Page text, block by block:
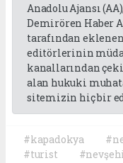
Anadolu Ajansı
Demirören Haber
tarafından
editörlerinin
kanallarından
alan hukuki
sitemizin hiç bir
#kapadokya
#turist